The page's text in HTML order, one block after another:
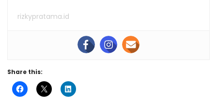
rizkypratama.id
Share this: